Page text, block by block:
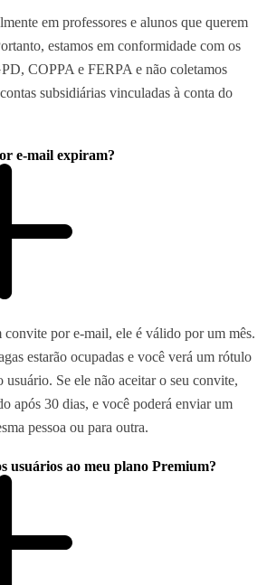
em professores e alunos que querem
estamos em conformidade com os
COPPA e FERPA e não coletamos
subsidiárias vinculadas à conta do
e-mail expiram?
por e-mail, ele é válido por um mês.
estarão ocupadas e você verá um rótulo
Se ele não aceitar o seu convite,
após 30 dias, e você poderá enviar um
pessoa ou para outra.
usuários ao meu plano Premium?